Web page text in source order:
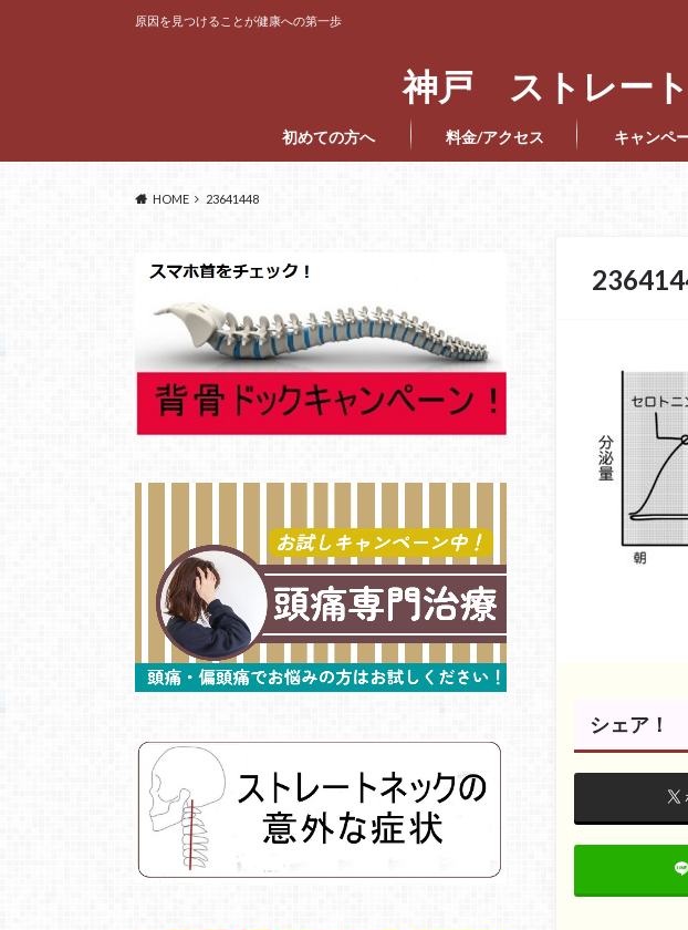
神戸 ストレー
原因を見つけることが健康への第一歩
初めての方へ 料金/アクセス キャンペ
HOME 23641448
シェア！